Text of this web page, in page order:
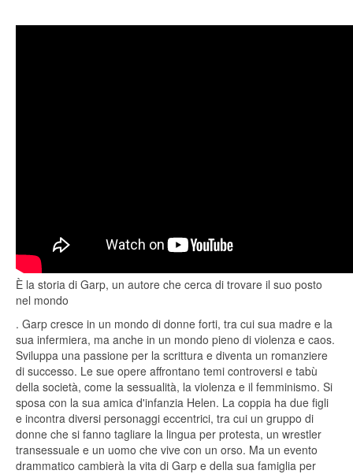
È la storia di Garp, un autore che cerca di trovare il suo posto
nel mondo
. Garp cresce in un mondo di donne forti, tra cui sua madre e la
sua infermiera, ma anche in un mondo pieno di violenza e caos.
Sviluppa una passione per la scrittura e diventa un romanziere
di successo. Le sue opere affrontano temi controversi e tabù
della società, come la sessualità, la violenza e il femminismo. Si
sposa con la sua amica d'infanzia Helen. La coppia ha due figli
e incontra diversi personaggi eccentrici, tra cui un gruppo di
donne che si fanno tagliare la lingua per protesta, un wrestler
transessuale e un uomo che vive con un orso. Ma un evento
drammatico cambierà la vita di Garp e della sua famiglia per